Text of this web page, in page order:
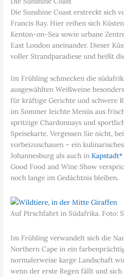
Die Sunshine Coast erstreckt sich
Francis Bay. Hier reihen sich
Kenton-on-Sea sowie urbane
East London aneinander. Dieser
voller Strandparadiese und heißt
Im Frühling schmecken die
ausgewählten Weißweine
für kräftige Gerichte und schwere
im Sommer leichte Menüs aus
spritzige Chardonnays und
Speisekarte. Vergessen Sie nicht,
vorbeizuschauen – ein
Johannesburg als auch inKapstadt*
Good Food and Wine Show
noch lange im Gedächtnis bleiben.
Auf Pirschfahrt in Südafrika. Foto:
Im Frühling verwandelt sich die
Northern Cape in ein
normalerweise karge Landschaft
wenn der erste Regen fällt und